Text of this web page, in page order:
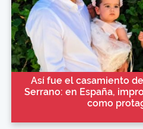
Así fue el casamiento
Serrano: en España,
como